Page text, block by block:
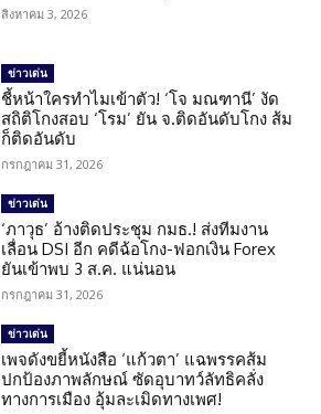
สิงหาคม 3, 2026
ข่าวเด่น
ชี้หน้าใครทำไมเข้าตัว! ‘โจ มณฑานี’ งัด
สถิติโกงสอบ ‘โรม’ ยัน จ.ติดอันดับโกง ส้ม
ก็ติดอันดับ
กรกฎาคม 31, 2026
ข่าวเด่น
‘ภาวุธ’ อ้างติดประชุม กมธ.! ส่งทีมงาน
เลื่อน DSI อีก คดีฉ้อโกง-ฟอกเงิน Forex
ยันเข้าพบ 3 ส.ค. แน่นอน
กรกฎาคม 31, 2026
ข่าวเด่น
เพจดังขยี้หนังสือ ‘แก้วตา’ แฉพรรคส้ม
ปกป้องภาพลักษณ์ ซัดอุบาทว์ลัทธิคลั่ง
ทางการเมือง อุ้มละเมิดทางเพศ!